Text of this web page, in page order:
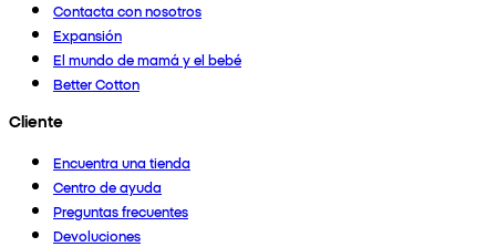
Contacta con nosotros
Expansión
El mundo de mamá y el bebé
Better Cotton
Cliente
Encuentra una tienda
Centro de ayuda
Preguntas frecuentes
Devoluciones